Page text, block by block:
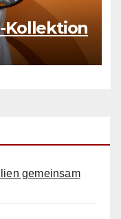
Kollektion
gemeinsam